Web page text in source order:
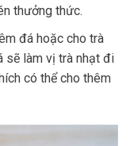
thưởng thức.
đá hoặc cho trà
sẽ làm vị trà nhạt đi
có thể cho thêm